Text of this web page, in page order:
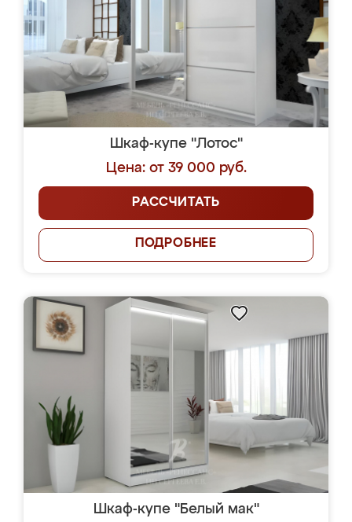
Шкаф-купе "Лотос"
Цена: от 39 000 руб.
РАССЧИТАТЬ
ПОДРОБНЕЕ
Шкаф-купе "Белый мак"